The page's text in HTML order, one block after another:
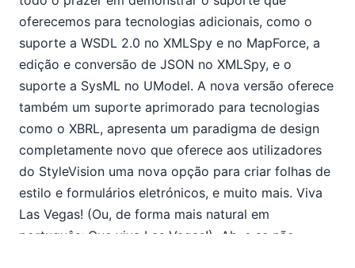
Altova na conferência PDC da Microsoft
MapForce v2010 – "Os mais procurados"
Visite a Altova na DevConnections
12
2008
2007
oferecemos para tecnologias adicionais, como o
suporte a WSDL 2.0 no XMLSpy e no MapForce, a
edição e conversão de JSON no XMLSpy, e o
suporte a SysML no UModel. A nova versão oferece
também um suporte aprimorado para tecnologias
como o XBRL, apresenta um paradigma de design
completamente novo que oferece aos utilizadores
do StyleVision uma nova opção para criar folhas de
estilo e formulários eletrónicos, e muito mais. Viva
Las Vegas! (Ou, de forma mais natural em
português: Que viva Las Vegas!) Ah, e se não